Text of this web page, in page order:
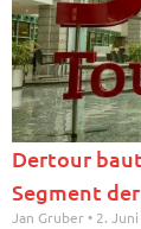
Dertour
Segment
Jan Gruber 2.